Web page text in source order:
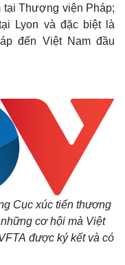
tại Thượng viện Pháp;
Lyon và đặc biệt là
đến Việt Nam đầu
Cục xúc tiến thương
cơ hội mà Việt
được ký kết và có